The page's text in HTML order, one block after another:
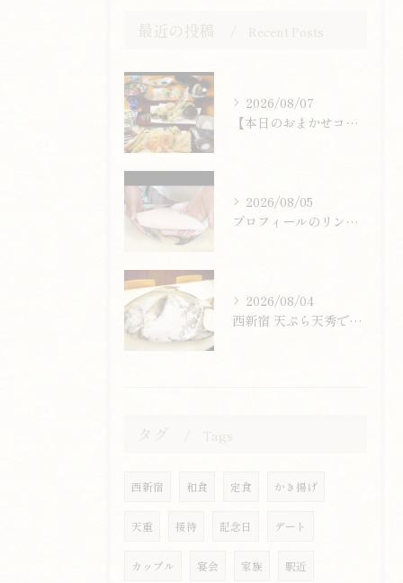
最近の投稿 Recent Posts
2026/08/07
【本日のおまかせコース】13,200円
2026/08/05
プロフィールのリンクまたはお電話からお気軽にご予約ください。
2026/08/04
西新宿 天ぷら天秀です。
タグ Tags
西新宿 和食 定食 かき揚げ
天重 接待 記念日 デート
カップル 宴会 家族 駅近